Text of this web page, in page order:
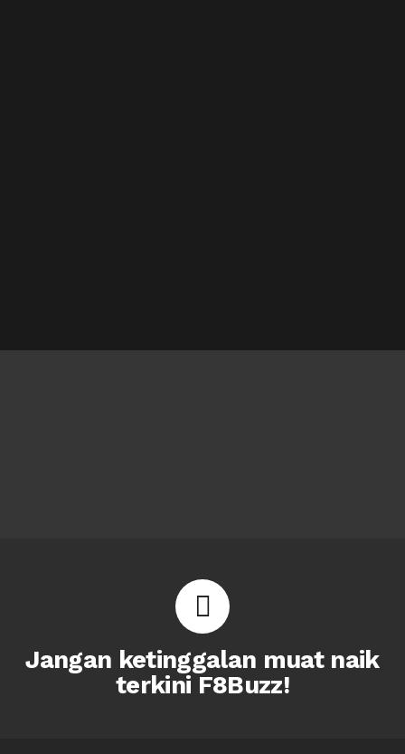
Jangan ketinggalan muat naik
terkini F8Buzz!